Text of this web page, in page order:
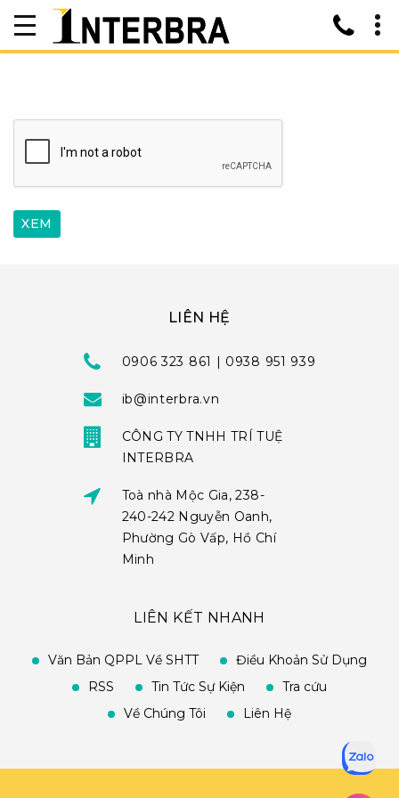
LIÊN HỆ
0906 323 861 | 0938 951 939
ib@interbra.vn
CÔNG TY TNHH TRÍ TUỆ
INTERBRA
Toà nhà Mộc Gia, 238-
240-242 Nguyễn Oanh,
Phường Gò Vấp, Hồ Chí
Minh
LIÊN KẾT NHANH
Văn Bản QPPL Về SHTT
Điều Khoản Sử Dụng
RSS
Tin Tức Sự Kiện
Tra cứu
Về Chúng Tôi
Liên Hệ